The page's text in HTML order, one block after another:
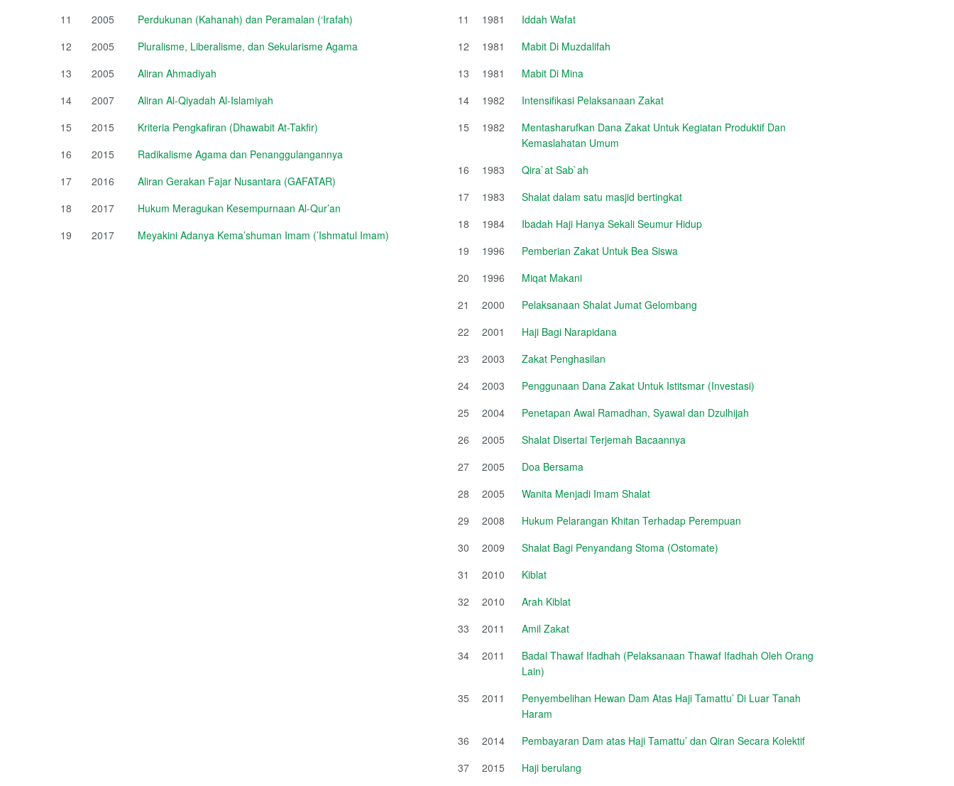
11
2005
Perdukunan (Kahanah) dan Peramalan (‘Irafah)
12
2005
Pluralisme, Liberalisme, dan Sekularisme Agama
13
2005
Aliran Ahmadiyah
14
2007
Aliran Al-Qiyadah Al-Islamiyah
15
2015
Kriteria Pengkafiran (Dhawabit At-Takfir)
16
2015
Radikalisme Agama dan Penanggulangannya
17
2016
Aliran Gerakan Fajar Nusantara (GAFATAR)
18
2017
Hukum Meragukan Kesempurnaan Al-Qur’an
19
2017 Meyakini Adanya Kema’shuman Imam (’Ishmatul Imam)
11
1981
Iddah Wafat
12
1981
Mabit Di Muzdalifah
13
1981
Mabit Di Mina
14
1982
Intensifikasi Pelaksanaan Zakat
15
1982
Mentasharufkan Dana Zakat Untuk Kegiatan Produktif Dan
Kemaslahatan Umum
16
1983
Qira`at Sab`ah
17
1983
Shalat dalam satu masjid bertingkat
18
1984
Ibadah Haji Hanya Sekali Seumur Hidup
19
1996
Pemberian Zakat Untuk Bea Siswa
20
1996
Miqat Makani
21
2000
Pelaksanaan Shalat Jumat Gelombang
22
2001
Haji Bagi Narapidana
23
2003
Zakat Penghasilan
24
2003
Penggunaan Dana Zakat Untuk Istitsmar (Investasi)
25
2004
Penetapan Awal Ramadhan, Syawal dan Dzulhijah
26
2005
Shalat Disertai Terjemah Bacaannya
27
2005
Doa Bersama
28
2005
Wanita Menjadi Imam Shalat
29
2008
Hukum Pelarangan Khitan Terhadap Perempuan
30
2009
Shalat Bagi Penyandang Stoma (Ostomate)
31
2010
Kiblat
32
2010
Arah Kiblat
33
2011
Amil Zakat
34
2011
Badal Thawaf Ifadhah (Pelaksanaan Thawaf Ifadhah Oleh Orang
Lain)
35
2011
Penyembelihan Hewan Dam Atas Haji Tamattu’ Di Luar Tanah
Haram
36
2014
Pembayaran Dam atas Haji Tamattu’ dan Qiran Secara Kolektif
37
2015
Haji berulang